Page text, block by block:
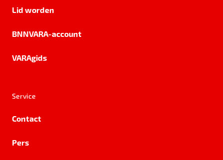
Lid worden
BNNVARA-account
VARAgids
Service
Contact
Pers